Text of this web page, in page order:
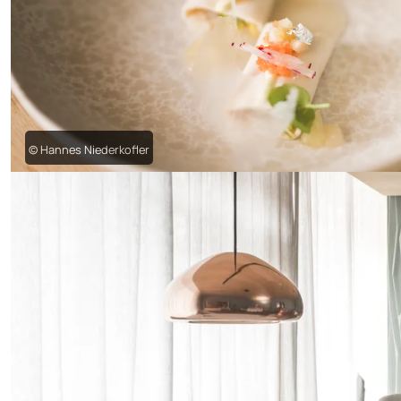
© Hannes Niederkofler